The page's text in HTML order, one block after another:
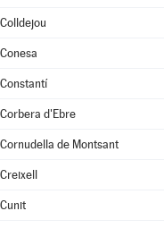
Colldejou
Conesa
Constantí
Corbera d'Ebre
Cornudella de Montsant
Creixell
Cunit